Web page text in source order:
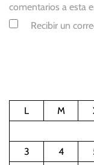
comentarios a esta
Recibir un
L
M
3
4